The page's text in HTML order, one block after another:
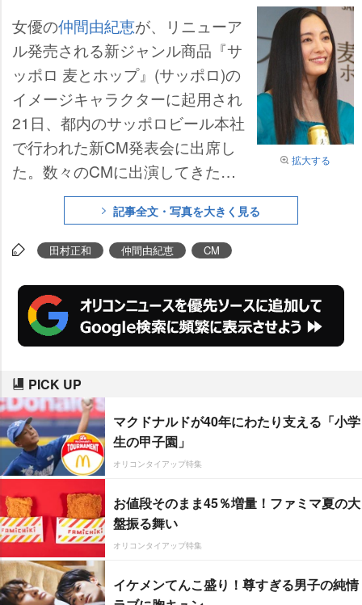
拡大する
女優の仲間由紀恵が、リニューア
ル発売される新ジャンル商品『サ
ッポロ 麦とホップ』(サッポロ)の
イメージキャラクターに起用され
21日、都内のサッポロビール本社
で行われた新CM発表会に出席し
た。数々のCMに出演してきた仲
間だが、意外にも「お酒のCMは
今回が初めてなんです」。これま
で同商品のCMに出演している俳
ジで「(同商品の)特別営業部長に
仲間由紀恵さんを任命します」と
告げられると「いきなりです
同社社員約150名と一緒に「売る
ぞ!サッポロ『麦とホップ』」と掛
け声をあげ気合を込めた。
記事全文・写真を大きく見る
田村正和 仲間由紀恵 CM
PICK UP
マクドナルドが40年にわたり支える「小学
生の甲子園」
オリコンタイアップ特集
お値段そのまま45％増量！ファミマ夏の大
盤振る舞い
オリコンタイアップ特集
イケメンてんこ盛り！尊すぎる男子の純情